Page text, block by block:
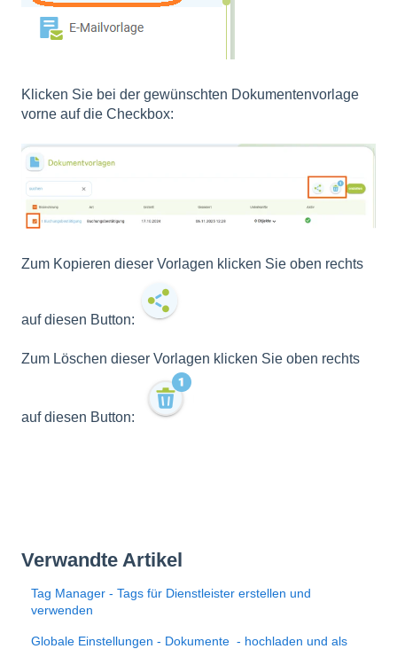
Klicken Sie bei der gewünschten Dokumentenvorlage
vorne auf die Checkbox:
Zum Kopieren dieser Vorlagen klicken Sie oben rechts
auf diesen Button:
Zum Löschen dieser Vorlagen klicken Sie oben rechts
auf diesen Button:
Verwandte Artikel
Tag Manager - Tags für Dienstleister erstellen und
verwenden
Globale Einstellungen - Dokumente - hochladen und als